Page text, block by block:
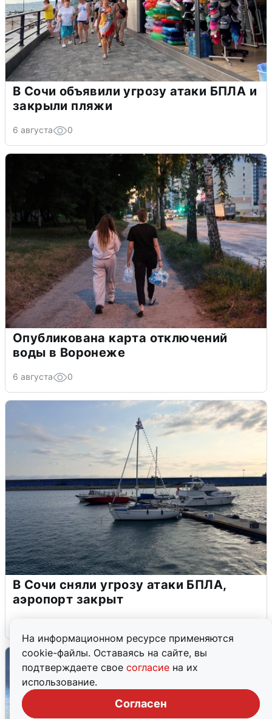
На информационном ресурсе применяются
cookie-файлы. Оставаясь на сайте, вы
подтверждаете свое согласие на их
использование.
Согласен
В Сочи объявили угрозу атаки БПЛА и
закрыли пляжи
6 августа 0
Опубликована карта отключений
воды в Воронеже
6 августа 0
В Сочи сняли угрозу атаки БПЛА,
аэропорт закрыт